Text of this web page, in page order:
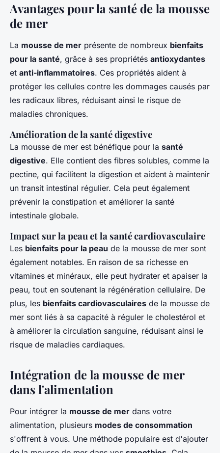
Avantages pour la santé de la mousse
de mer
La mousse de mer présente de nombreux bienfaits
pour la santé, grâce à ses propriétés antioxydantes
et anti-inflammatoires. Ces propriétés aident à
protéger les cellules contre les dommages causés par
les radicaux libres, réduisant ainsi le risque de
maladies chroniques.
Amélioration de la santé digestive
La mousse de mer est bénéfique pour la santé
digestive. Elle contient des fibres solubles, comme la
pectine, qui facilitent la digestion et aident à maintenir
un transit intestinal régulier. Cela peut également
prévenir la constipation et améliorer la santé
intestinale globale.
Impact sur la peau et la santé cardiovasculaire
Les bienfaits pour la peau de la mousse de mer sont
également notables. En raison de sa richesse en
vitamines et minéraux, elle peut hydrater et apaiser la
peau, tout en soutenant la régénération cellulaire. De
plus, les bienfaits cardiovasculaires de la mousse de
mer sont liés à sa capacité à réguler le cholestérol et
à améliorer la circulation sanguine, réduisant ainsi le
risque de maladies cardiaques.
Intégration de la mousse de mer
dans l'alimentation
Pour intégrer la mousse de mer dans votre
alimentation, plusieurs modes de consommation
s'offrent à vous. Une méthode populaire est d'ajouter